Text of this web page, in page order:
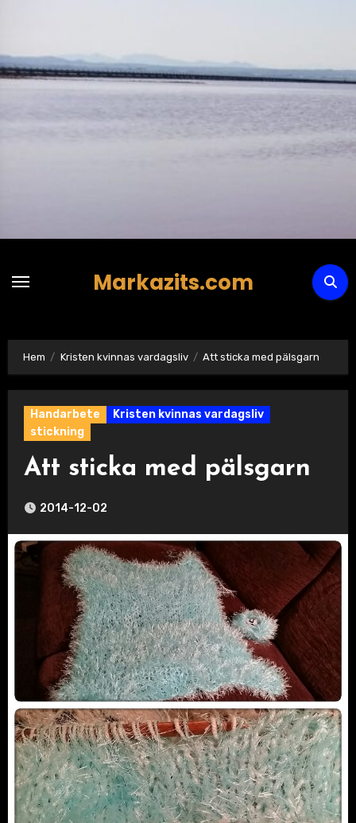
innehåll
Markazits.com
Hem Kristen kvinnas vardagsliv Att sticka med pälsgarn
Handarbete
Kristen kvinnas vardagsliv
stickning
Att sticka med pälsgarn
2014-12-02